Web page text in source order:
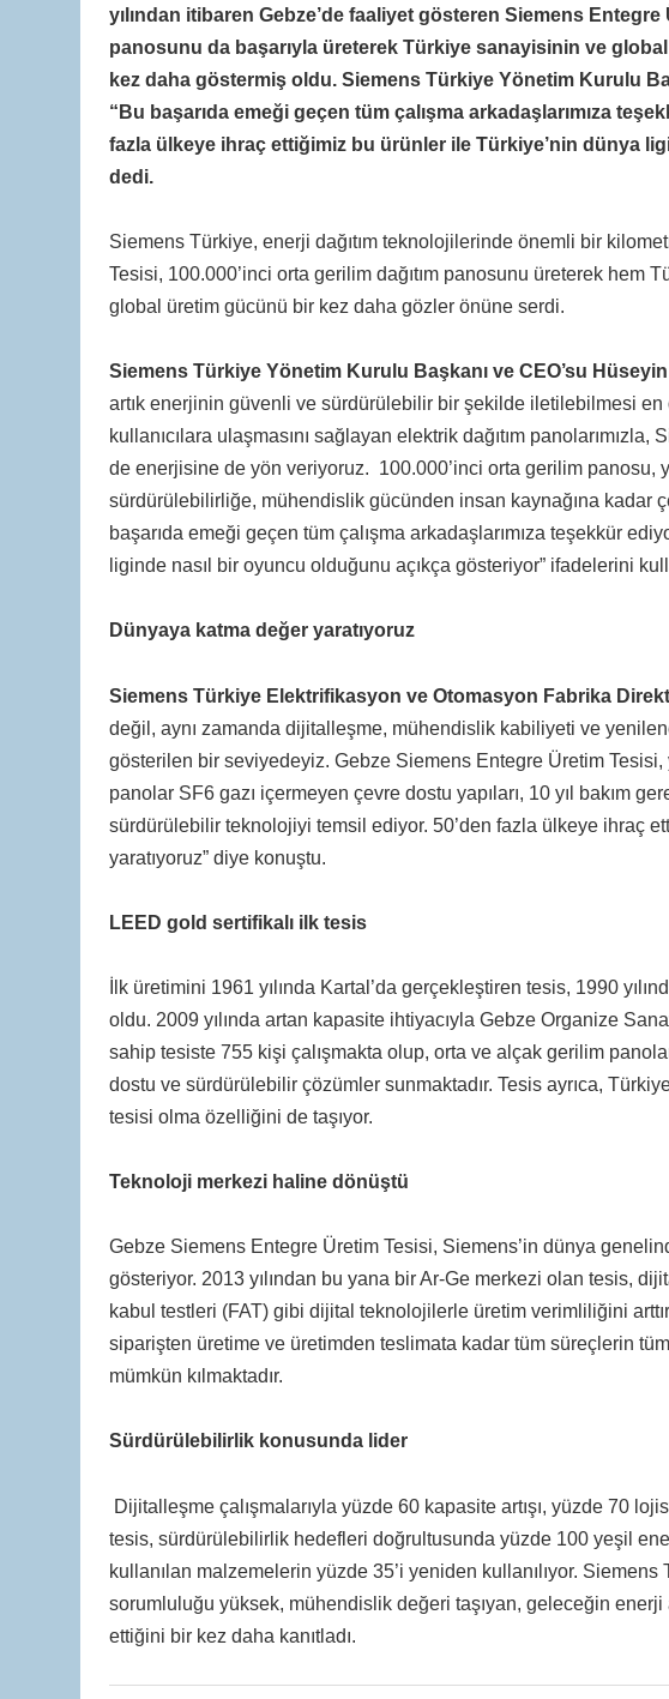
yılından itibaren Gebze’de faaliyet gösteren Siemens Entegre
panosunu da başarıyla üreterek Türkiye sanayisinin ve
kez daha göstermiş oldu. Siemens Türkiye Yönetim Kurulu
“Bu başarıda emeği geçen tüm çalışma arkadaşlarımıza
fazla ülkeye ihraç ettiğimiz bu ürünler ile Türkiye’nin dünya
dedi.
Siemens Türkiye, enerji dağıtım teknolojilerinde önemli bir
Tesisi, 100.000’inci orta gerilim dağıtım panosunu üreterek hem
global üretim gücünü bir kez daha gözler önüne serdi.
Siemens Türkiye Yönetim Kurulu Başkanı ve CEO’su
artık enerjinin güvenli ve sürdürülebilir bir şekilde iletilebilmesi
kullanıcılara ulaşmasını sağlayan elektrik dağıtım
de enerjisine de yön veriyoruz. 100.000’inci orta gerilim panosu,
sürdürülebilirliğe, mühendislik gücünden insan kaynağına kadar
başarıda emeği geçen tüm çalışma arkadaşlarımıza teşekkür
liginde nasıl bir oyuncu olduğunu açıkça gösteriyor” ifadelerini
Dünyaya katma değer yaratıyoruz
Siemens Türkiye Elektrifikasyon ve Otomasyon Fabrika
değil, aynı zamanda dijitalleşme, mühendislik kabiliyeti ve
gösterilen bir seviyedeyiz. Gebze Siemens Entegre Üretim Tesisi,
panolar SF6 gazı içermeyen çevre dostu yapıları, 10 yıl bakım
sürdürülebilir teknolojiyi temsil ediyor. 50’den fazla ülkeye ihraç
yaratıyoruz” diye konuştu.
LEED gold sertifikalı ilk tesis
İlk üretimini 1961 yılında Kartal’da gerçekleştiren tesis, 1990
oldu. 2009 yılında artan kapasite ihtiyacıyla Gebze Organize
sahip tesiste 755 kişi çalışmakta olup, orta ve alçak gerilim
dostu ve sürdürülebilir çözümler sunmaktadır. Tesis ayrıca,
tesisi olma özelliğini de taşıyor.
Teknoloji merkezi haline dönüştü
Gebze Siemens Entegre Üretim Tesisi, Siemens’in dünya
gösteriyor. 2013 yılından bu yana bir Ar-Ge merkezi olan tesis,
kabul testleri (FAT) gibi dijital teknolojilerle üretim verimliliğini
siparişten üretime ve üretimden teslimata kadar tüm süreçlerin
mümkün kılmaktadır.
Sürdürülebilirlik konusunda lider
Dijitalleşme çalışmalarıyla yüzde 60 kapasite artışı, yüzde 70
tesis, sürdürülebilirlik hedefleri doğrultusunda yüzde 100 yeşil
kullanılan malzemelerin yüzde 35’i yeniden kullanılıyor.
sorumluluğu yüksek, mühendislik değeri taşıyan, geleceğin enerji
ettiğini bir kez daha kanıtladı.